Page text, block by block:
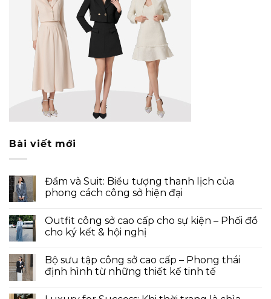
Bài viết mới
Đầm và Suit: Biểu tượng thanh lịch của
phong cách công sở hiện đại
Outfit công sở cao cấp cho sự kiện – Phối đồ
cho ký kết & hội nghị
Bộ sưu tập công sở cao cấp – Phong thái
định hình từ những thiết kế tinh tế